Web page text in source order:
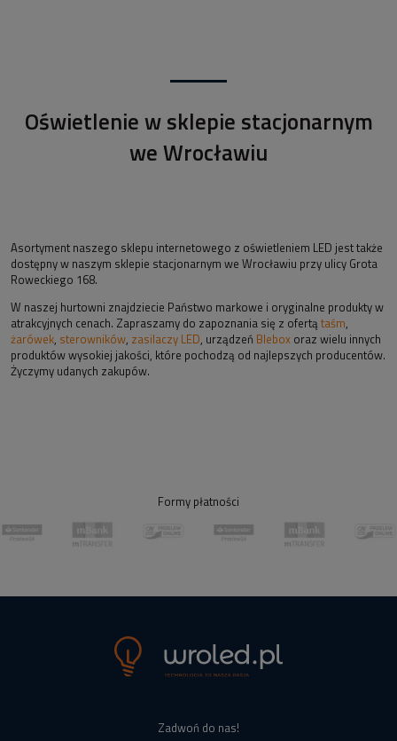
Oświetlenie w sklepie stacjonarnym
we Wrocławiu
Asortyment naszego sklepu internetowego z oświetleniem LED jest także
dostępny w naszym sklepie stacjonarnym we Wrocławiu przy ulicy Grota
Roweckiego 168.
W naszej hurtowni znajdziecie Państwo markowe i oryginalne produkty w
atrakcyjnych cenach. Zapraszamy do zapoznania się z ofertą taśm,
żarówek, sterowników, zasilaczy LED, urządzeń Blebox oraz wielu innych
produktów wysokiej jakości, które pochodzą od najlepszych producentów.
Życzymy udanych zakupów.
Formy płatności
Zadwoń do nas!